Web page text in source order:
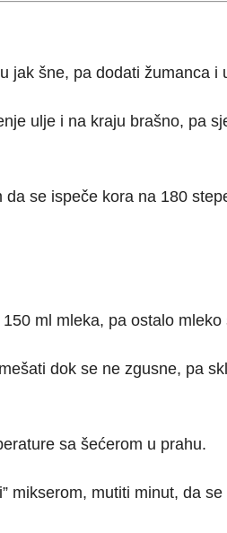
jak šne, pa dodati žumanca i
ulje i na kraju brašno, pa
se ispeče kora na 180
ml mleka, pa ostalo mleko
dok se ne zgusne, pa
sa šećerom u prahu.
mikserom, mutiti minut, da